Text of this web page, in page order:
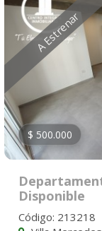
A Estrenar
$ 500.000
Disponible
Código: 213218